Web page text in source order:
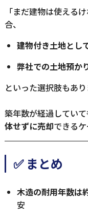
「まだ建物は使える
合、
建物付き土地とし
弊社での土地預か
といった選択肢もあり
築年数が経過してい
体せずに売却できるケ
✅ まとめ
木造の耐用年数は
安